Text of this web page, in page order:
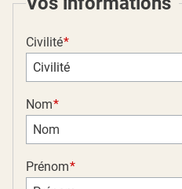
Civilité
Civilité
Nom
Prénom